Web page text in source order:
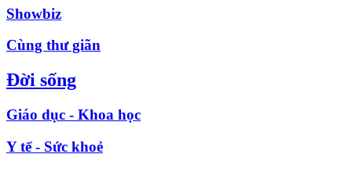
Showbiz
Cùng thư giãn
Đời sống
Giáo dục - Khoa học
Y tế - Sức khoẻ